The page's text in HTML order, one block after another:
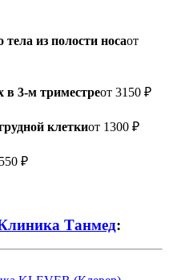
из полости носаот
3-м триместреот 3150 ₽
клеткиот 1300 ₽
550 ₽
Танмед: